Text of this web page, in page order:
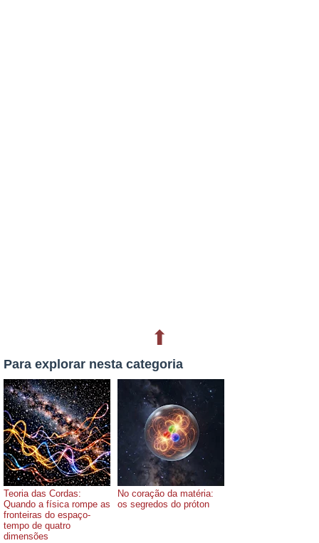
⬆
Para explorar nesta categoria
Teoria das Cordas:
Quando a física rompe as
fronteiras do espaço-
tempo de quatro
dimensões
No coração da matéria:
os segredos do próton